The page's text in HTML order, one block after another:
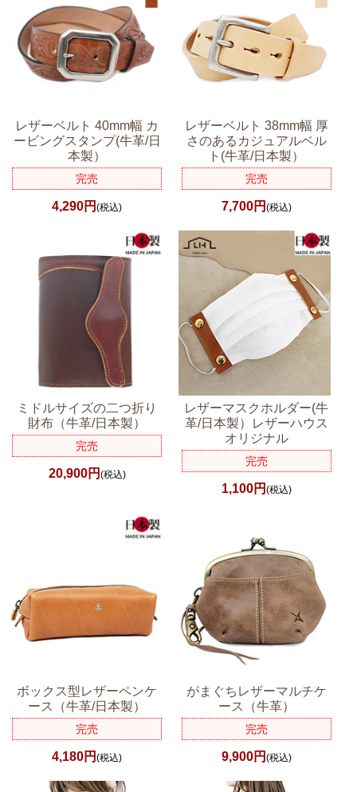
レザーベルト 40mm幅 カ
ービングスタンプ(牛革/日
本製）
完売
4,290円(税込)
レザーベルト 38mm幅 厚
さのあるカジュアルベル
ト(牛革/日本製）
完売
7,700円 (税込)
ミドルサイズの二つ折り
財布（牛革/日本製）
完売
20,900円 (税込)
レザーマスクホルダー(牛
革/日本製）レザーハウス
オリジナル
完売
1,100円 (税込)
ボックス型レザーペンケ
ース（牛革/日本製）
完売
4,180円(税込)
がまぐちレザーマルチケ
ース（牛革）
完売
9,900円 (税込)